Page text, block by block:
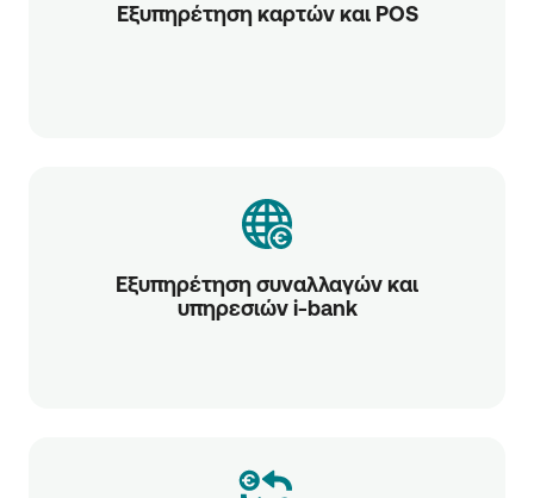
Εξυπηρέτηση καρτών και POS
Εξυπηρέτηση συναλλαγών και
υπηρεσιών i-bank